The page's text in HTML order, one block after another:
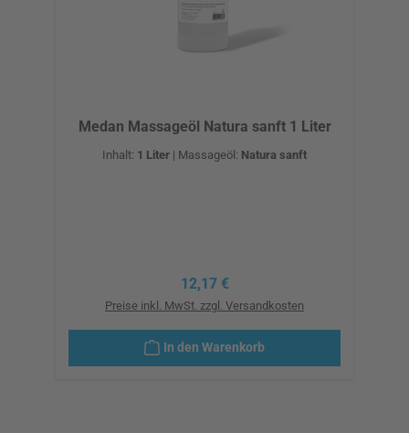
Medan Massageöl Natura sanft 1 Liter
Inhalt: 1 Liter | Massageöl: Natura sanft
Regulärer Preis:
12,17 €
Preise inkl. MwSt. zzgl. Versandkosten
In den Warenkorb